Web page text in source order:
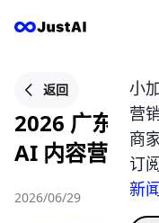
小
营
商
订
新
返回
2026 广东“众
AI 内容营销进
2026/06/29